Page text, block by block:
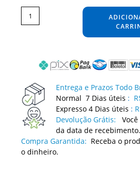
Película
Apple
iPhone
Pro
Max
Guard
quantidade
Entrega e Prazos Todo
Normal 7 Dias úteis :
Expresso 4 Dias úteis :
Devolução Grátis:
da data de recebimento.
Compra Garantida: Receba o
o dinheiro.